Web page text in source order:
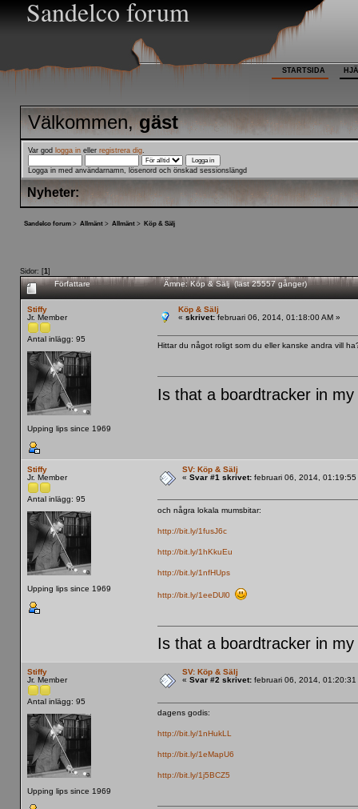
Sandelco forum
STARTSIDA
Välkommen,gäst
Var god logga ineller registrera dig.
Logga in med användarnamn, lösenord och önskad sessionslängd
Nyheter:
Sandelco forum> Allmänt> Allmänt> Köp & Sälj
Sidor: [1]
Författare Ämne: Köp & Sälj (läst 25557 gånger)
Stiffy
Jr. Member
Antal inlägg: 95
Upping lips since 1969
Köp & Sälj
« skrivet:februari 06, 2014, 01:18:00 AM »
Hittar du något roligt som du eller kanske andra vill
Is that a boardtracker in
Stiffy
Jr. Member
Antal inlägg: 95
Upping lips since 1969
SV: Köp & Sälj
« Svar #1 skrivet:februari 06, 2014, 01:19:55
och några lokala mumsbitar:
http://bit.ly/1fusJ6c
http://bit.ly/1hKkuEu
http://bit.ly/1nfHUps
http://bit.ly/1eeDUl0
Is that a boardtracker in
Stiffy
Jr. Member
Antal inlägg: 95
Upping lips since 1969
SV: Köp & Sälj
« Svar #2 skrivet:februari 06, 2014, 01:20:31
dagens godis:
http://bit.ly/1nHukLL
http://bit.ly/1eMapU6
http://bit.ly/1j5BCZ5